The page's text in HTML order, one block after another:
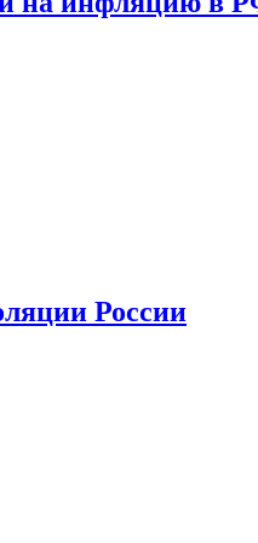
России